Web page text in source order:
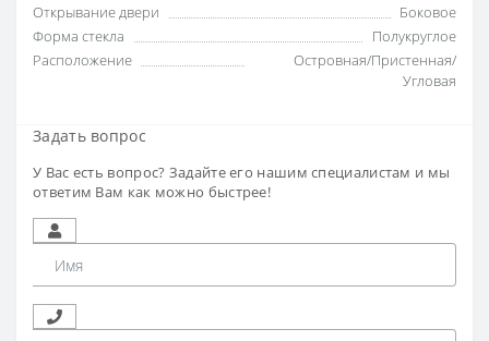
Открывание двери
Боковое
Форма стекла
Полукруглое
Расположение
Островная/Пристенная/
Угловая
Задать вопрос
У Вас есть вопрос? Задайте его нашим специалистам и мы
ответим Вам как можно быстрее!